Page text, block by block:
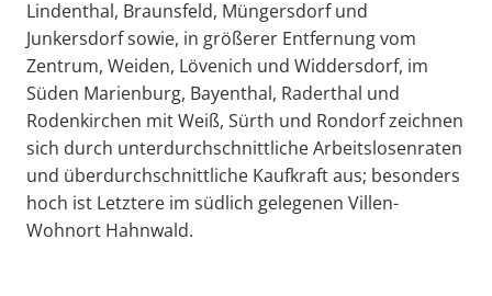
Lindenthal, Braunsfeld, Müngersdorf und
Junkersdorf sowie, in größerer Entfernung vom
Zentrum, Weiden, Lövenich und Widdersdorf, im
Süden Marienburg, Bayenthal, Raderthal und
Rodenkirchen mit Weiß, Sürth und Rondorf zeichnen
sich durch unterdurchschnittliche Arbeitslosenraten
und überdurchschnittliche Kaufkraft aus; besonders
hoch ist Letztere im südlich gelegenen Villen-
Wohnort Hahnwald.